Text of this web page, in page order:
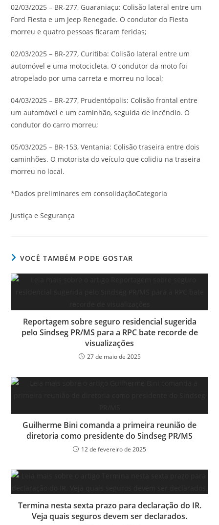
02/03/2025 – BR-277, Guaraniaçu: Colisão lateral entre um
Ford Fiesta e um Jeep Renegade. O condutor do Fiesta
morreu e quatro pessoas ficaram feridas;
02/03/2025 – BR-277, Curitiba: Colisão lateral entre um
automóvel e uma motocicleta. O condutor da moto foi
atropelado por uma carreta e morreu no local;
04/03/2025 – BR-277, Prudentópolis: Colisão frontal entre
um automóvel e um caminhão, seguida de incêndio. O
condutor do carro morreu;
05/03/2025 – BR-153, Ventania: Colisão traseira entre dois
caminhões. O motorista do veículo que colidiu na traseira
morreu no local.
*Dados preliminares em consolidaçãoCategoria
Justiça e Segurança
VOCÊ TAMBÉM PODE GOSTAR
Reportagem sobre seguro residencial sugerida
pelo Sindseg PR/MS para a RPC bate recorde de
visualizações
27 de maio de 2025
Guilherme Bini comanda a primeira reunião de
diretoria como presidente do Sindseg PR/MS
12 de fevereiro de 2025
Termina nesta sexta prazo para declaração do IR.
Veja quais seguros devem ser declarados.